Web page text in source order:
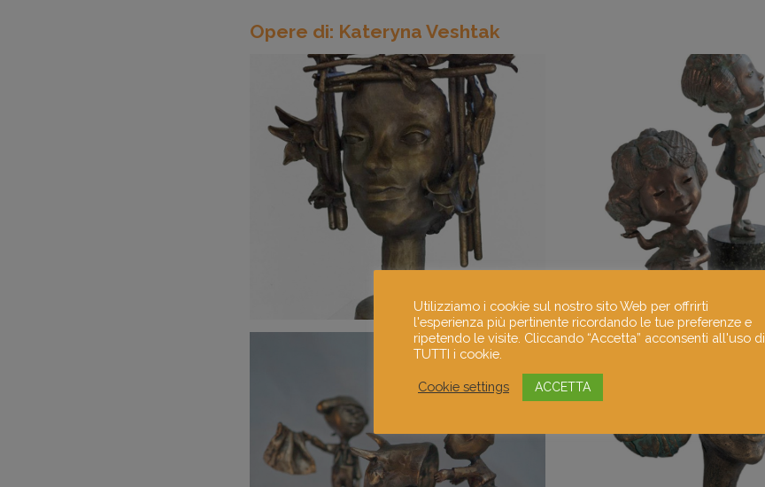
Opere di: Kateryna Veshtak
Utilizziamo i cookie sul nostro sito Web per offrirti
l'esperienza più pertinente ricordando le tue preferenze e
ripetendo le visite. Cliccando “Accetta” acconsenti all'uso di
TUTTI i cookie.
Cookie settings ACCETTA